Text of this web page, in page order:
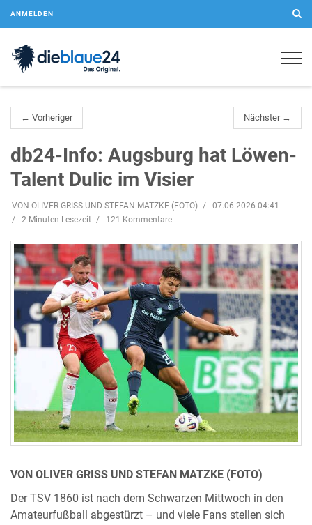
ANMELDEN
← Vorheriger Nächster →
db24-Info: Augsburg hat Löwen-
Talent Dulic im Visier
VON OLIVER GRISS UND STEFAN MATZKE (FOTO)
07.06.2026 04:41
2 Minuten Lesezeit
121 Kommentare
VON OLIVER GRISS UND STEFAN MATZKE (FOTO)
Der TSV 1860 ist nach dem Schwarzen Mittwoch in den
Amateurfußball abgestürzt – und viele Fans stellen sich